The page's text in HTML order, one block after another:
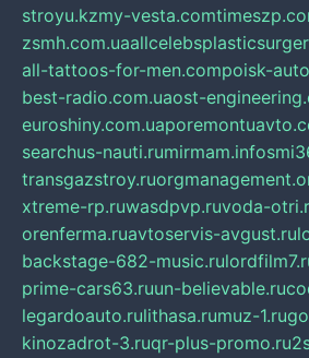
stroyu.kzmy-vesta.com
zsmh.com.ua
all-tattoos-for-men.compoisk-
best-radio.com.uaost-
euroshiny.com.ua
searchus-nauti.rumirmam.info
transgazstroy.ru
xtreme-rp.ruwasdpvp.ruvoda-
orenferma.ruavtoservis-avgust.ru
backstage-682-music.ru
prime-cars63.ruun-believable.ru
legardoauto.rulithasa.rumuz-1.ru
kinozadrot-3.ruqr-plus-promo.ru